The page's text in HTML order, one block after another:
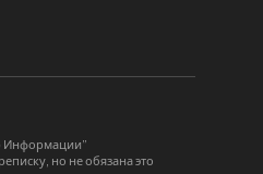
Информации”
но не обязана это